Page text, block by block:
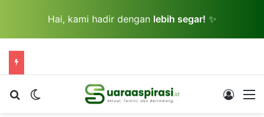
Hai, kami hadir dengan lebih segar! ✨
Cari berita...Switch skin Log In